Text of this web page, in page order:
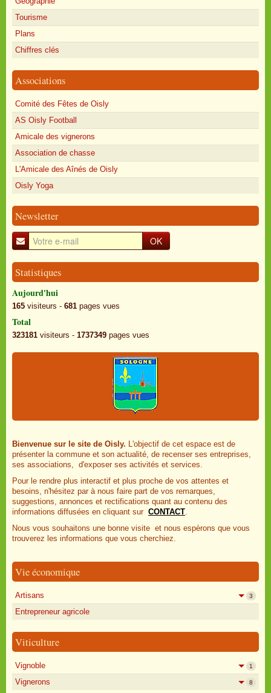
Tourisme
Plans
Chiffres clés
Associations
Comité des Fêtes de Oisly
AS Oisly Football
Amicale des vignerons
Association de chasse
L'Amicale des Aînés de Oisly
Oisly Yoga
Newsletter
OK
Statistiques
Aujourd'hui
165 visiteurs - 681 pages vues
Total
323181 visiteurs - 1737349 pages vues
Bienvenue sur le site de Oisly. L'objectif de cet espace est de
présenter la commune et son actualité, de recenser ses entreprises,
ses associations, d'exposer ses activités et services.
Pour le rendre plus interactif et plus proche de vos attentes et
besoins, n'hésitez par à nous faire part de vos remarques,
suggestions, annonces et rectifications quant au contenu des
informations diffusées en cliquant sur CONTACT.
Nous vous souhaitons une bonne visite et nous espèrons que vous
trouverez les informations que vous cherchiez.
Vie économique
Artisans 3
Entrepreneur agricole
Viticulture
Vignoble 1
Vignerons 8